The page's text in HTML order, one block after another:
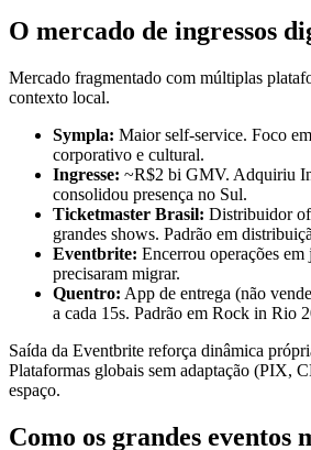
O mercado de ingressos
Mercado fragmentado com múltiplas
contexto local.
Sympla: Maior self-service. Foco
corporativo e cultural.
Ingresse: ~R$2 bi GMV. Adquiriu
consolidou presença no Sul.
Ticketmaster Brasil: Distribuidor
grandes shows. Padrão em
Eventbrite: Encerrou operações
precisaram migrar.
Quentro: App de entrega (não
a cada 15s. Padrão em Rock in Rio
Saída da Eventbrite reforça dinâmica
Plataformas globais sem adaptação (PIX,
espaço.
Como os grandes eventos